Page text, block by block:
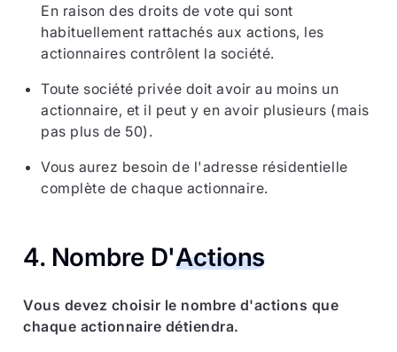
En raison des droits de vote qui sont
habituellement rattachés aux actions, les
actionnaires contrôlent la société.
Toute société privée doit avoir au moins un
actionnaire, et il peut y en avoir plusieurs (mais
pas plus de 50).
Vous aurez besoin de l'adresse résidentielle
complète de chaque actionnaire.
4. Nombre D'Actions
Vous devez choisir le nombre d'actions que
chaque actionnaire détiendra.